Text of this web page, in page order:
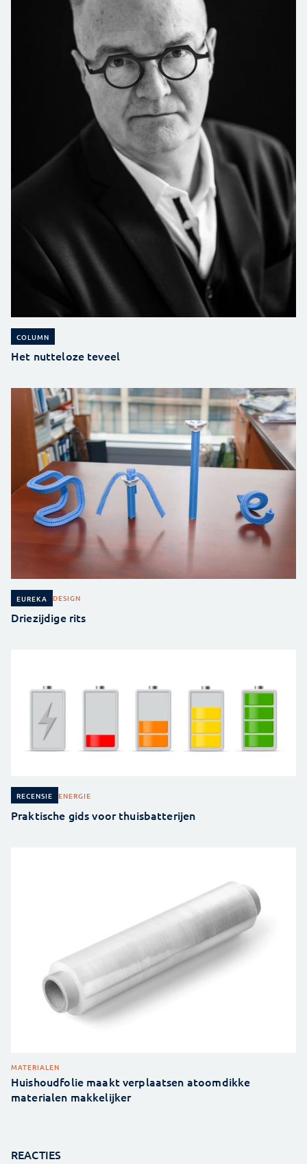
COLUMN
Het nutteloze teveel
EUREKA DESIGN
Driezijdige rits
RECENSIE ENERGIE
Praktische gids voor thuisbatterijen
MATERIALEN
Huishoudfolie maakt verplaatsen atoomdikke
materialen makkelijker
REACTIES